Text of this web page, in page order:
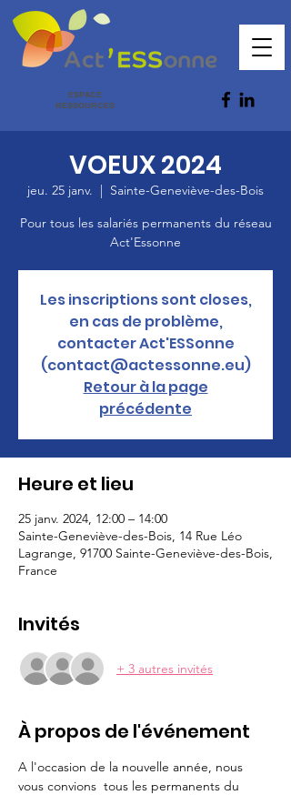
ESPACE
RESSOURCES
VOEUX 2024
jeu. 25 janv.
  |
Sainte-Geneviève-des-Bois
Pour tous les salariés permanents du réseau
Act'Essonne
Les inscriptions sont closes,
en cas de problème,
contacter Act'ESSonne
(contact@actessonne.eu)
Retour à la page
précédente
Heure et lieu
25 janv. 2024, 12:00 – 14:00
Sainte-Geneviève-des-Bois, 14 Rue Léo
Lagrange, 91700 Sainte-Geneviève-des-Bois,
France
Invités
+ 3 autres invités
À propos de l'événement
A l'occasion de la nouvelle année, nous
vous convions  tous les permanents du